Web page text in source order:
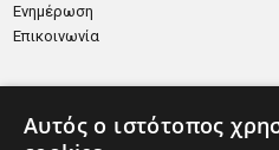
Ενημέρωση
Επικοινωνία
Πανελλαδική Ενημέρωση:
Αυτός ο ιστότοπος